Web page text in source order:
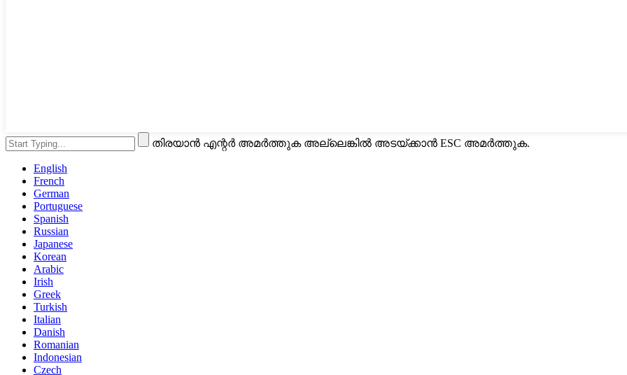
തിരയാൻ എന്റർ അമർത്തുക അല്ലെങ്കിൽ അടയ്ക്കാൻ ESC അമർത്തുക.
English
French
German
Portuguese
Spanish
Russian
Japanese
Korean
Arabic
Irish
Greek
Turkish
Italian
Danish
Romanian
Indonesian
Czech